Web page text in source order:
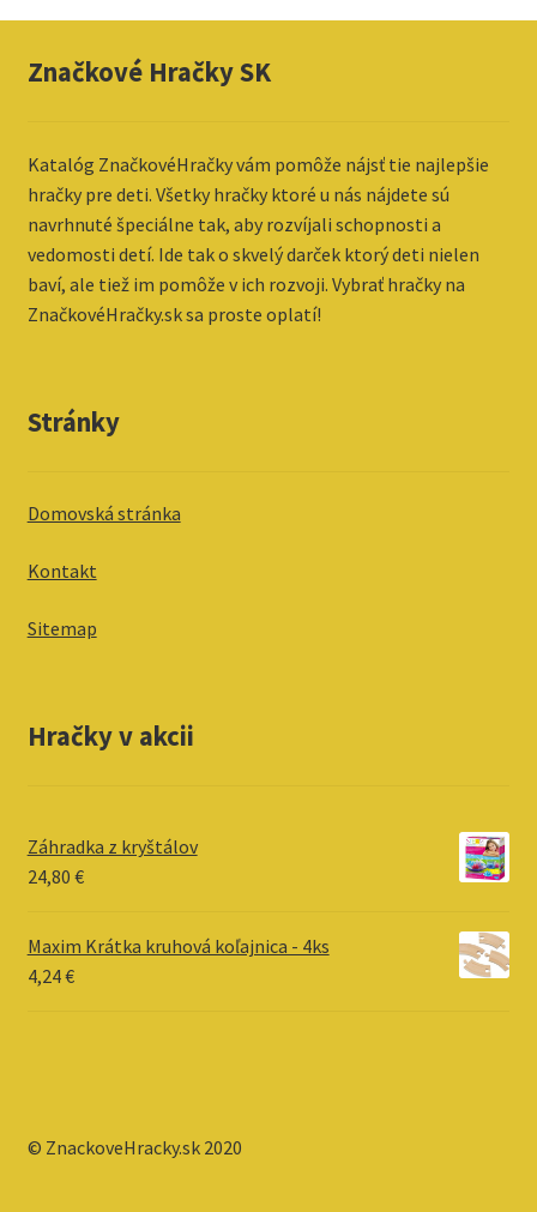
Značkové Hračky SK
Katalóg ZnačkovéHračky vám pomôže nájsť tie najlepšie
hračky pre deti. Všetky hračky ktoré u nás nájdete sú
navrhnuté špeciálne tak, aby rozvíjali schopnosti a
vedomosti detí. Ide tak o skvelý darček ktorý deti nielen
baví, ale tiež im pomôže v ich rozvoji. Vybrať hračky na
ZnačkovéHračky.sk sa proste oplatí!
Stránky
Domovská stránka
Kontakt
Sitemap
Hračky v akcii
Záhradka z kryštálov
24,80 €
Maxim Krátka kruhová koľajnica - 4ks
4,24€
© ZnackoveHracky.sk 2020